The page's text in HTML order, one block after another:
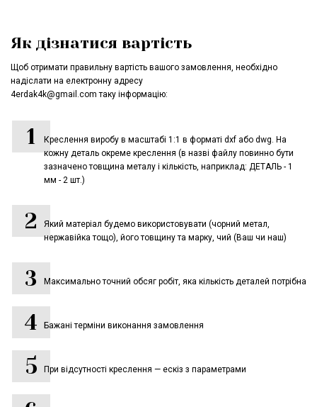
Як дізнатися вартість
Щоб отримати правильну вартість вашого замовлення, необхідно
надіслати на електронну адресу
4erdak4k@gmail.com таку інформацію:
Креслення виробу в масштабі 1:1 в форматі dxf або dwg. На
кожну деталь окреме креслення (в назві файлу повинно бути
зазначено товщина металу і кількість, наприклад: ДЕТАЛЬ - 1
мм - 2 шт.)
Який матеріал будемо використовувати (чорний метал,
нержавійка тощо), його товщину та марку, чий (Ваш чи наш)
Максимально точний обсяг робіт, яка кількість деталей потрібна
Бажані терміни виконання замовлення
При відсутності креслення — ескіз з параметрами